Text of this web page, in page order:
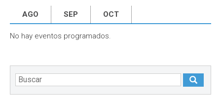
AGO SEP OCT
No hay eventos programados.